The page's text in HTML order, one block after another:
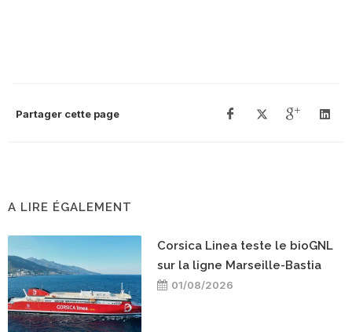
Partager cette page
A LIRE ÉGALEMENT
Corsica Linea teste le bioGNL
sur la ligne Marseille-Bastia
01/08/2026